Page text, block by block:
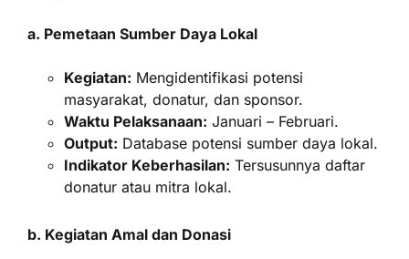
a. Pemetaan Sumber Daya Lokal
Kegiatan: Mengidentifikasi potensi
masyarakat, donatur, dan sponsor.
Waktu Pelaksanaan: Januari – Februari.
Output: Database potensi sumber daya lokal.
Indikator Keberhasilan: Tersusunnya daftar
donatur atau mitra lokal.
b. Kegiatan Amal dan Donasi